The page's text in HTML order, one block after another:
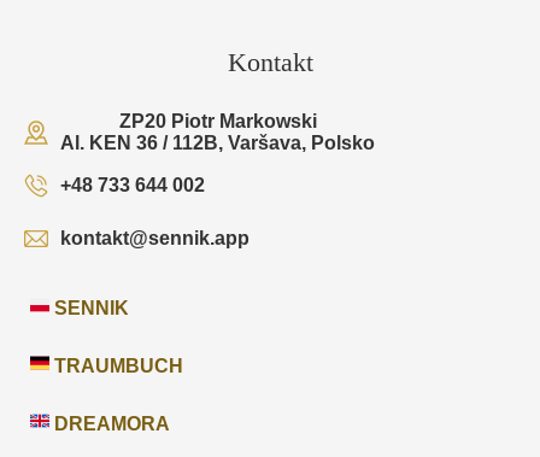
Kontakt
ZP20 Piotr Markowski
Al. KEN 36 / 112B, Varšava, Polsko
+48 733 644 002
kontakt@sennik.app
SENNIK
TRAUMBUCH
DREAMORA